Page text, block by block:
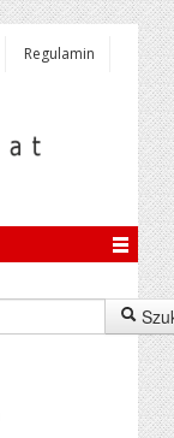
Regulamin